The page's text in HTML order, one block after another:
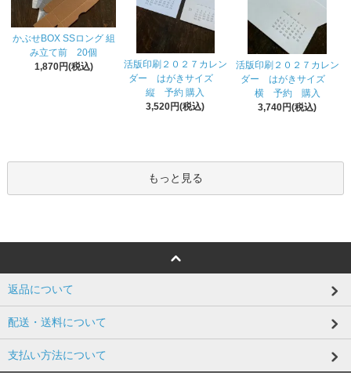
かぶせBOX SSロング 組
み立て前 20個
1,870円(税込)
活版印刷２０２７カレン
ダー はがきサイズ
縦 予約 購入
3,520円(税込)
活版印刷２０２７カレン
ダー はがきサイズ
横 予約 購入
3,740円(税込)
もっと見る
返品について
配送・送料について
支払い方法について